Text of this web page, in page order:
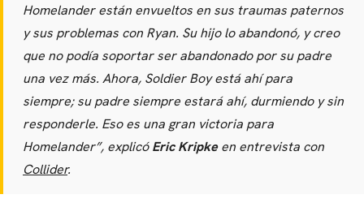
Homelander están envueltos en sus traumas paternos
y sus problemas con Ryan. Su hijo lo abandonó, y creo
que no podía soportar ser abandonado por su padre
una vez más. Ahora, Soldier Boy está ahí para
siempre; su padre siempre estará ahí, durmiendo y sin
responderle. Eso es una gran victoria para
Homelander”, explicóEric Kripkeen entrevista con
Collider.